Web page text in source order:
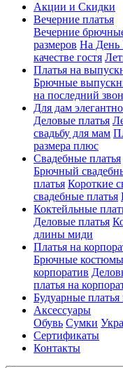
Акции и Скидки
Вечерние платья
Вечерние
размеров На День
качестве гостя
Платья на
Брючные
на последний
Для дам
Деловые платья
свадьбу для мам
размера плюс
Свадебные платья
Брючный
платья Короткие
свадебные платья
Коктейльные
Деловые платья
длины миди
Платья на
Брючные костюмы
корпоратив
платья на
Будуарные платья
Аксессуары
Обувь Сумки
Сертификаты
Контакты